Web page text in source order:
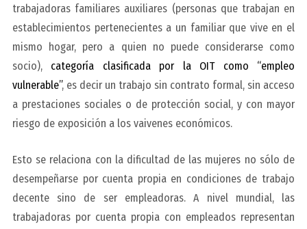
trabajadoras familiares auxiliares (personas que trabajan en
establecimientos pertenecientes a un familiar que vive en el
mismo hogar, pero a quien no puede considerarse como
socio), categoría clasificada por la OIT como “empleo
vulnerable”, es decir un trabajo sin contrato formal, sin acceso
a prestaciones sociales o de protección social, y con mayor
riesgo de exposición a los vaivenes económicos.
Esto se relaciona con la dificultad de las mujeres no sólo de
desempeñarse por cuenta propia en condiciones de trabajo
decente sino de ser empleadoras. A nivel mundial, las
trabajadoras por cuenta propia con empleados representan